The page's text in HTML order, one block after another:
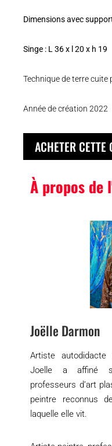
Dimensions avec
Singe : L 36 x l 20 x h 19
Technique de terre cuite
Année de création 2022
ACHETER
À propos de
Joëlle Darmon
Artiste
Joelle a affiné
professeurs d’art
peintre reconnus
laquelle elle vit.